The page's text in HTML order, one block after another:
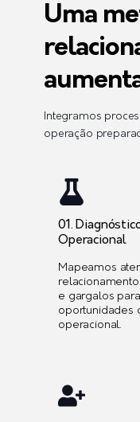
Uma
Integramos
operação
01.
Operacional
Mapeamos
e gargalos
oportunidades
operacional.